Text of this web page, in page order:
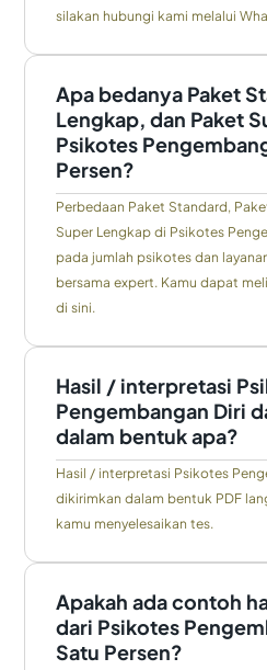
silakan hubungi kami melalui
Apa bedanya Paket
Lengkap, dan Paket
Psikotes
Persen?
Perbedaan Paket Standard,
Super Lengkap di Psikotes
pada jumlah psikotes dan
bersama expert. Kamu dapat
di sini.
Hasil / interpretasi
Pengembangan Diri
dalam bentuk apa?
Hasil / interpretasi Psikotes
dikirimkan dalam bentuk PDF
kamu menyelesaikan tes.
Apakah ada contoh
dari Psikotes
Satu Persen?